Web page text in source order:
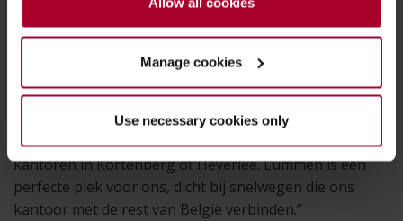
Manage cookies
Use necessary cookies only
Reistijd verminderen
“Limburg is traditioneel een regio waar we mensen
voor onze afdeling rekruteren,” zegt Joël Thys,
directeur Business Management Solutions bij Simac
ICT België. “IT-specialisten zijn er goed opgeleid. Ze
geven er de voorkeur aan niet te pendelen naar onze
kantoren in Kortenberg of Heverlee. Lummen is een
perfecte plek voor ons, dicht bij snelwegen die ons
kantoor met de rest van België verbinden.”